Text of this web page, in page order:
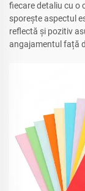
fiecare detaliu cu o
sporește aspectul
reflectă și pozitiv
angajamentul față